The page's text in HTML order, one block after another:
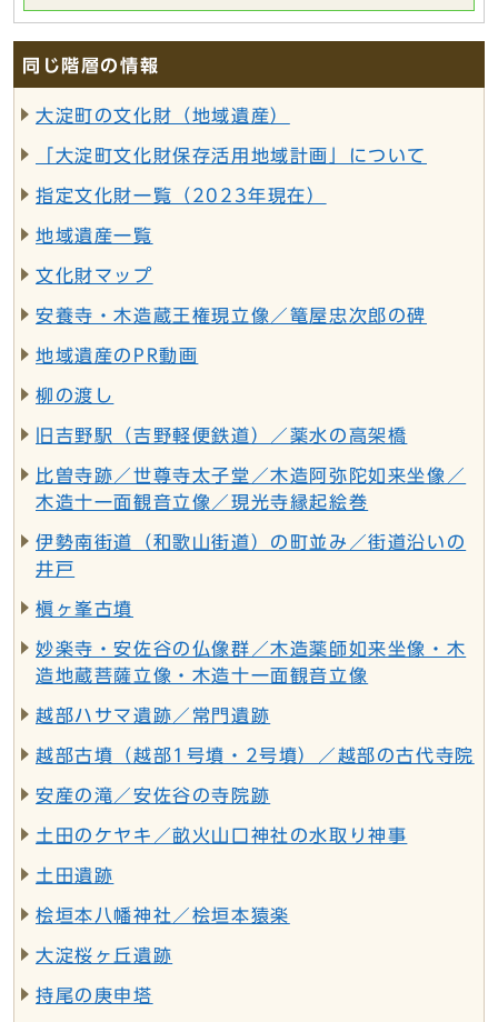
同じ階層の情報
大淀町の文化財（地域遺産）
「大淀町文化財保存活用地域計画」について
指定文化財一覧（2023年現在）
地域遺産一覧
文化財マップ
安養寺・木造蔵王権現立像／篭屋忠次郎の碑
地域遺産のPR動画
柳の渡し
旧吉野駅（吉野軽便鉄道）／薬水の高架橋
比曽寺跡／世尊寺太子堂／木造阿弥陀如来坐像／
木造十一面観音立像／現光寺縁起絵巻
伊勢南街道（和歌山街道）の町並み／街道沿いの
井戸
槇ヶ峯古墳
妙楽寺・安佐谷の仏像群／木造薬師如来坐像・木
造地蔵菩薩立像・木造十一面観音立像
越部ハサマ遺跡／常門遺跡
越部古墳（越部1号墳・2号墳）／越部の古代寺院
安産の滝／安佐谷の寺院跡
土田のケヤキ／畝火山口神社の水取り神事
土田遺跡
桧垣本八幡神社／桧垣本猿楽
大淀桜ヶ丘遺跡
持尾の庚申塔